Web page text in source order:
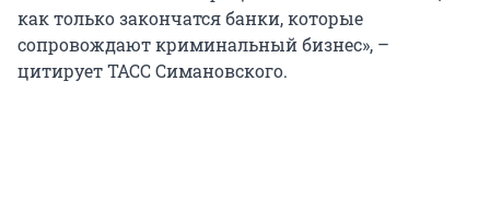
как только закончатся банки, которые
сопровождают криминальный бизнес», –
цитирует ТАСС Симановского.